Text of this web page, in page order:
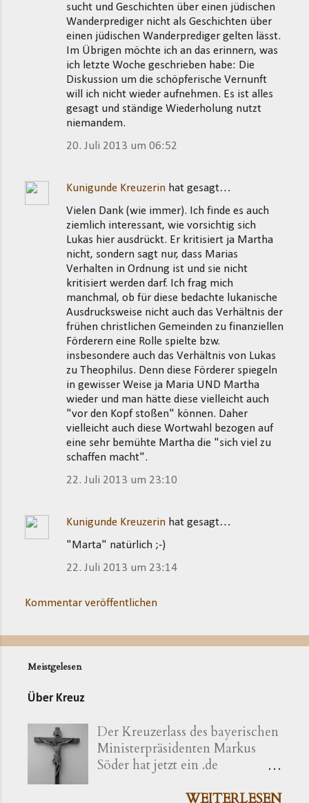
sucht und Geschichten über einen jüdischen
Wanderprediger nicht als Geschichten über
einen jüdischen Wanderprediger gelten lässt.
Im Übrigen möchte ich an das erinnern, was
ich letzte Woche geschrieben habe: Die
Diskussion um die schöpferische Vernunft
will ich nicht wieder aufnehmen. Es ist alles
gesagt und ständige Wiederholung nutzt
niemandem.
20. Juli 2013 um 06:52
Kunigunde Kreuzerin hat gesagt…
Vielen Dank (wie immer). Ich finde es auch
ziemlich interessant, wie vorsichtig sich
Lukas hier ausdrückt. Er kritisiert ja Martha
nicht, sondern sagt nur, dass Marias
Verhalten in Ordnung ist und sie nicht
kritisiert werden darf. Ich frag mich
manchmal, ob für diese bedachte lukanische
Ausdrucksweise nicht auch das Verhältnis der
frühen christlichen Gemeinden zu finanziellen
Förderern eine Rolle spielte bzw.
insbesondere auch das Verhältnis von Lukas
zu Theophilus. Denn diese Förderer spiegeln
in gewisser Weise ja Maria UND Martha
wieder und man hätte diese vielleicht auch
"vor den Kopf stoßen" können. Daher
vielleicht auch diese Wortwahl bezogen auf
eine sehr bemühte Martha die "sich viel zu
schaffen macht".
22. Juli 2013 um 23:10
Kunigunde Kreuzerin hat gesagt…
"Marta" natürlich ;-)
22. Juli 2013 um 23:14
Kommentar veröffentlichen
Meistgelesen
Über Kreuz
Der Kreuzerlass des bayerischen
Ministerpräsidenten Markus
Söder hat jetzt ein .de
Der Vorgang gibt sich im
WEITERLESEN